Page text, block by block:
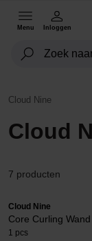
Menu Inloggen
Cloud Nine
Cloud
7 producten
Cloud Nine
Core Curling Wand
1 pcs